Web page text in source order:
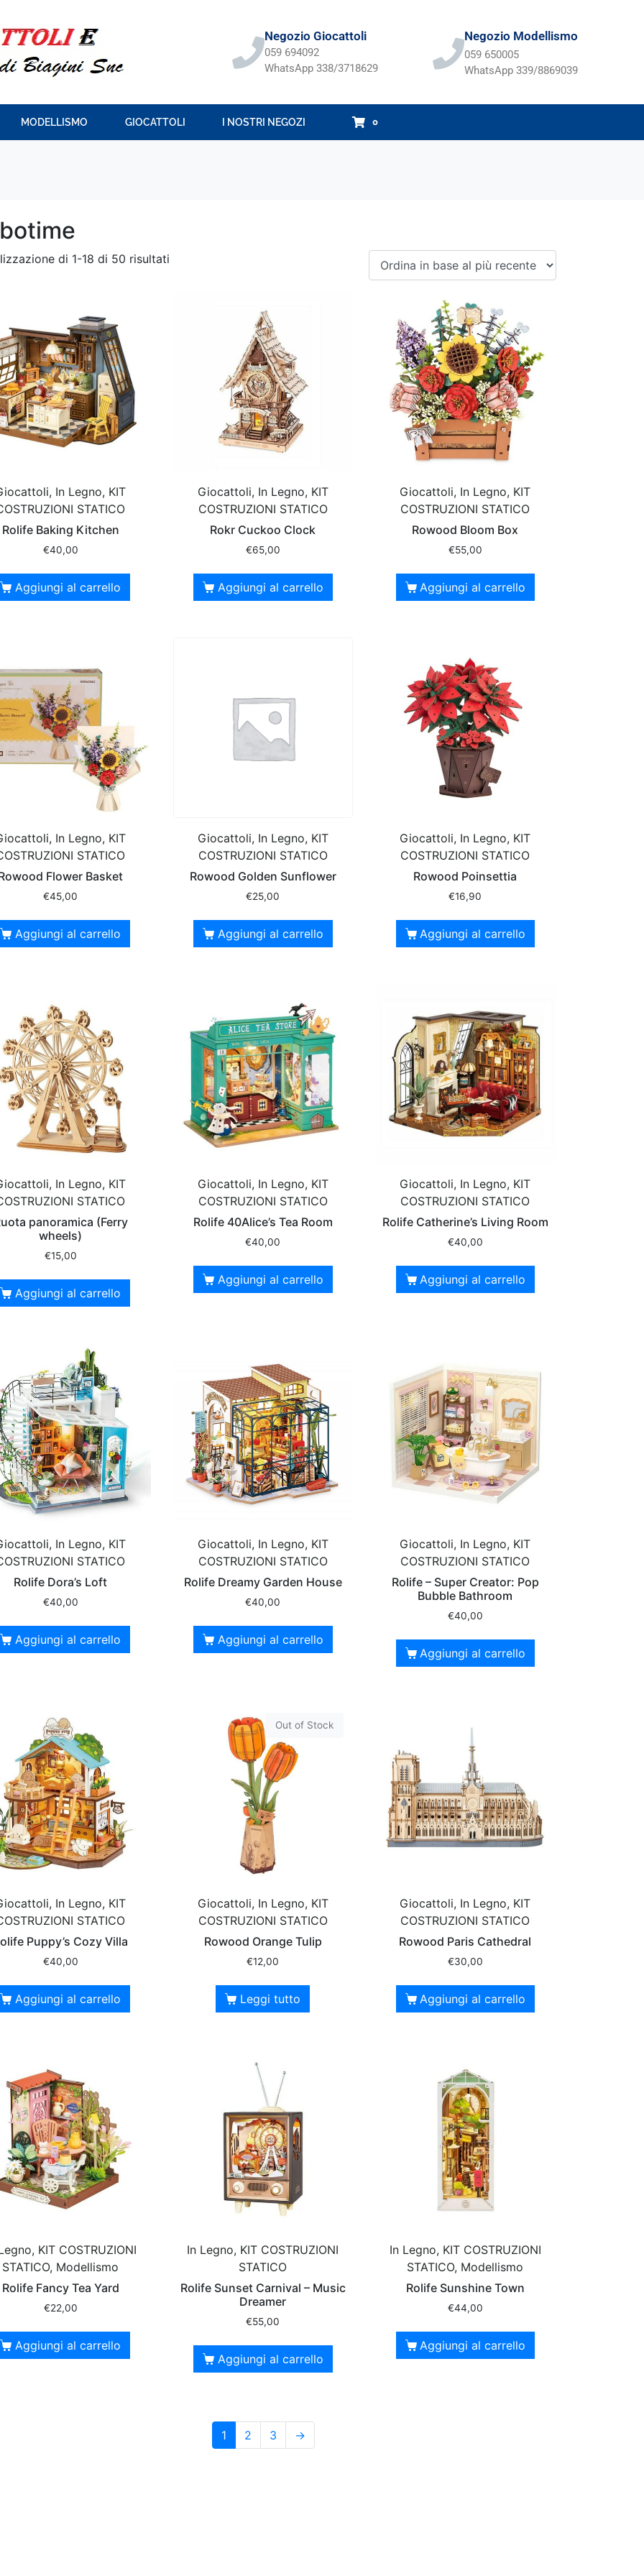
Negozio Giocattoli
059 694092
WhatsApp 338/3718629
Negozio Modellismo
059 650005
WhatsApp 339/8869039
MODELLISMO GIOCATTOLI I NOSTRI NEGOZI 0
di 1-18 di 50 risultati
In Legno, KIT
STATICO
Rolife Baking Kitchen
€40,00
Aggiungi al carrello
Giocattoli, In Legno, KIT
COSTRUZIONI STATICO
Rokr Cuckoo Clock
€65,00
Aggiungi al carrello
Giocattoli, In Legno, KIT
COSTRUZIONI STATICO
Rowood Bloom Box
€55,00
Aggiungi al carrello
In Legno, KIT
STATICO
Flower Basket
€45,00
Aggiungi al carrello
Giocattoli, In Legno, KIT
COSTRUZIONI STATICO
Rowood Golden Sunflower
€25,00
Aggiungi al carrello
Giocattoli, In Legno, KIT
COSTRUZIONI STATICO
Rowood Poinsettia
€16,90
Aggiungi al carrello
In Legno, KIT
STATICO
panoramica (Ferry
wheels)
€15,00
Aggiungi al carrello
Giocattoli, In Legno, KIT
COSTRUZIONI STATICO
Rolife 40Alice’s Tea Room
€40,00
Aggiungi al carrello
Giocattoli, In Legno, KIT
COSTRUZIONI STATICO
Rolife Catherine’s Living Room
€40,00
Aggiungi al carrello
In Legno, KIT
STATICO
Rolife Dora’s Loft
€40,00
Aggiungi al carrello
Giocattoli, In Legno, KIT
COSTRUZIONI STATICO
Rolife Dreamy Garden House
€40,00
Aggiungi al carrello
Giocattoli, In Legno, KIT
COSTRUZIONI STATICO
Rolife – Super Creator: Pop
Bubble Bathroom
€40,00
Aggiungi al carrello
In Legno, KIT
STATICO
Puppy’s Cozy Villa
€40,00
Aggiungi al carrello
Out of Stock
Giocattoli, In Legno, KIT
COSTRUZIONI STATICO
Rowood Orange Tulip
€12,00
Leggi tutto
Giocattoli, In Legno, KIT
COSTRUZIONI STATICO
Rowood Paris Cathedral
€30,00
Aggiungi al carrello
KIT COSTRUZIONI
STATICO, Modellismo
Rolife Fancy Tea Yard
€22,00
Aggiungi al carrello
In Legno, KIT COSTRUZIONI
STATICO
Rolife Sunset Carnival – Music
Dreamer
€55,00
Aggiungi al carrello
In Legno, KIT COSTRUZIONI
STATICO, Modellismo
Rolife Sunshine Town
€44,00
Aggiungi al carrello
1 2 3 →